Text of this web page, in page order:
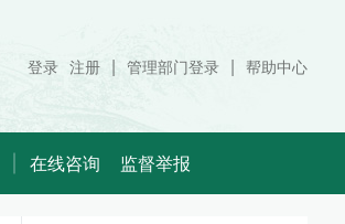
登录 注册 | 管理部门登录 | 帮助中心
在线咨询 监督举报